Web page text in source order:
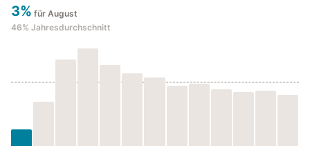
3% für August
46% Jahresdurchschnitt